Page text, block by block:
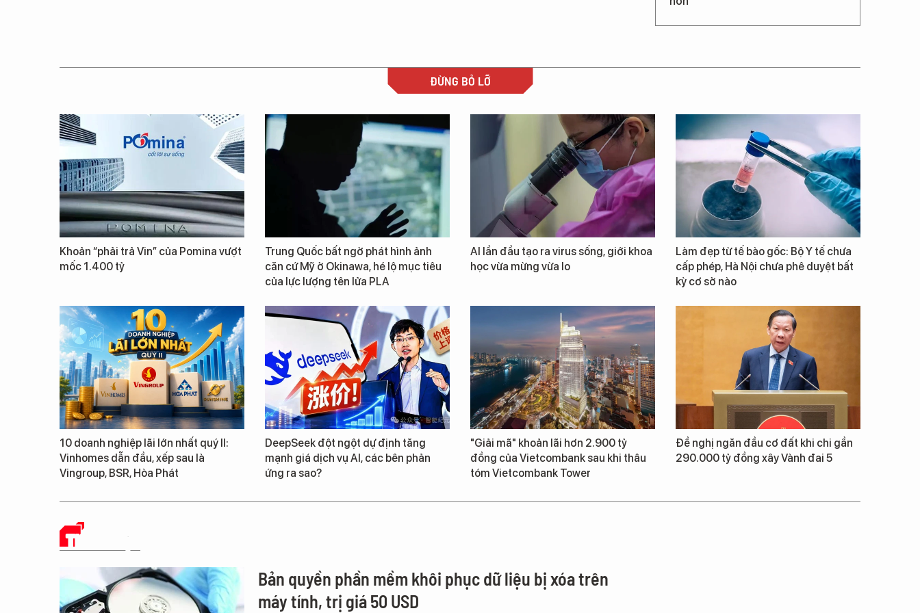
ĐỪNG BỎ LỠ
Khoản “phải trả Vin” của Pomina vượt
mốc 1.400 tỷ
Trung Quốc bất ngờ phát hình ảnh
căn cứ Mỹ ở Okinawa, hé lộ mục tiêu
của lực lượng tên lửa PLA
AI lần đầu tạo ra virus sống, giới khoa
học vừa mừng vừa lo
Làm đẹp từ tế bào gốc: Bộ Y tế chưa
cấp phép, Hà Nội chưa phê duyệt bất
kỳ cơ sở nào
10 doanh nghiệp lãi lớn nhất quý II:
Vinhomes dẫn đầu, xếp sau là
Vingroup, BSR, Hòa Phát
DeepSeek đột ngột dự định tăng
mạnh giá dịch vụ AI, các bên phản
ứng ra sao?
"Giải mã" khoản lãi hơn 2.900 tỷ
đồng của Vietcombank sau khi thâu
tóm Vietcombank Tower
Đề nghị ngăn đầu cơ đất khi chi gần
290.000 tỷ đồng xây Vành đai 5
THỦ THUẬT
Bản quyền phần mềm khôi phục dữ liệu bị xóa trên
máy tính, trị giá 50 USD